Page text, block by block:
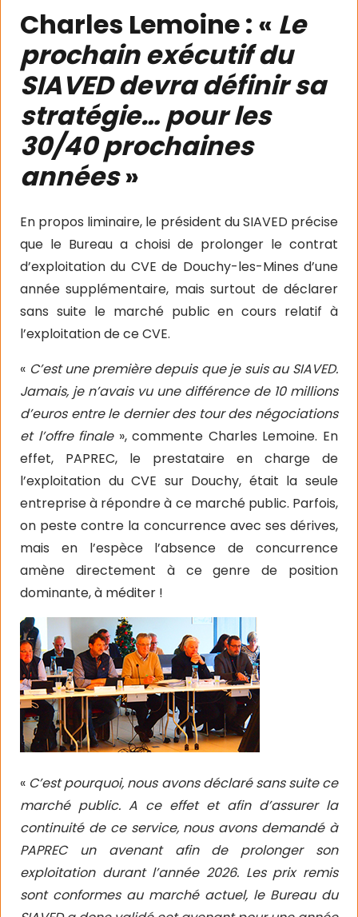
Charles Lemoine : « Le
prochain exécutif du
SIAVED devra définir sa
stratégie… pour les
30/40 prochaines
années»
En propos liminaire, le président du SIAVED précise
que le Bureau a choisi de prolonger le contrat
d’exploitation du CVE de Douchy-les-Mines d’une
année supplémentaire, mais surtout de déclarer
sans suite le marché public en cours relatif à
l’exploitation de ce CVE.
« C’est une première depuis que je suis au SIAVED.
Jamais, je n’avais vu une différence de 10 millions
d’euros entre le dernier des tour des négociations
et l’offre finale», commente Charles Lemoine. En
effet, PAPREC, le prestataire en charge de
l’exploitation du CVE sur Douchy, était la seule
entreprise à répondre à ce marché public. Parfois,
on peste contre la concurrence avec ses dérives,
mais en l’espèce l’absence de concurrence
amène directement à ce genre de position
dominante, à méditer !
« C’est pourquoi, nous avons déclaré sans suite ce
marché public. A ce effet et afin d’assurer la
continuité de ce service, nous avons demandé à
PAPREC un avenant afin de prolonger son
exploitation durant l’année 2026. Les prix remis
sont conformes au marché actuel, le Bureau du